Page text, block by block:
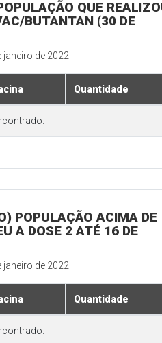
QUE
BUTANTAN (30 DE
janeiro de 2022
Quantidade
POPULAÇÃO ACIMA DE
A DOSE 2 ATÉ 16 DE
janeiro de 2022
Quantidade